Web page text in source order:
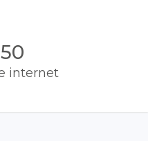
internet